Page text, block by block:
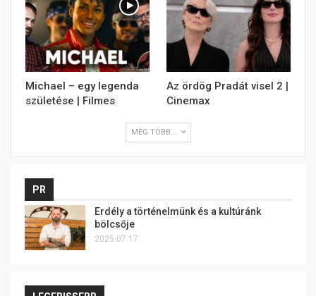
Michael – egy legenda
születése | Filmes
Az ördög Pradát visel 2 |
Cinemax
MÉG TÖBB...
PR
Erdély a történelmünk és a kultúránk
bölcsője
2025.07.17.